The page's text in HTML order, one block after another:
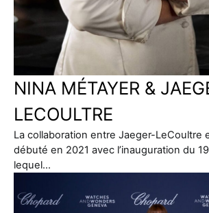
NINA MÉTAYER &
LECOULTRE
La collaboration entre Jaeger-LeCoultre
débuté en 2021 avec l’inauguration du
lequel…